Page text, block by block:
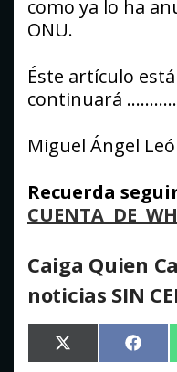
como ya lo ha
ONU.
Éste artículo
continuará ………..
Miguel Ángel
Recuerda
CUENTA DE
Caiga Quien
noticias SIN
Compartir
en
X
(Twitter) en